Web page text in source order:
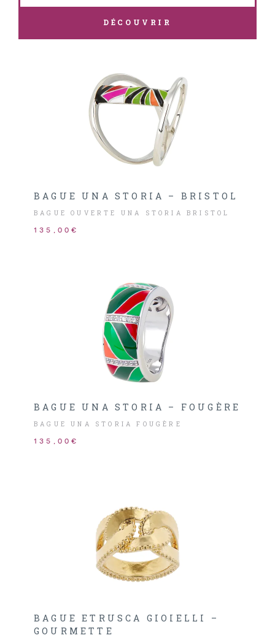
DÉCOUVRIR
BAGUE UNA STORIA – BRISTOL
BAGUE OUVERTE UNA STORIA BRISTOL
135,00€
BAGUE UNA STORIA – FOUGÈRE
BAGUE UNA STORIA FOUGÈRE
135,00€
BAGUE ETRUSCA GIOIELLI –
GOURMETTE